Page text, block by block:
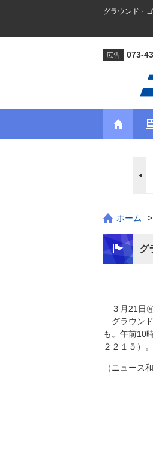
グラウンド・
広告 073-
ホーム
グ
３月21日
グラウンド
も。午前10
２２１５）。
（ニュース